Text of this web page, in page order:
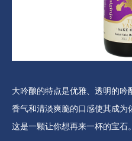
大吟酿的特点是优雅、透明的吟
香气和清淡爽脆的口感使其成为
这是一颗让你想再来一杯的宝石